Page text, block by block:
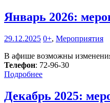
Январь 2026:
29.12.2025 0+, Мероприятия
В афише возможны
Телефон: 72-96-30
Подробнее
Декабрь 2025: